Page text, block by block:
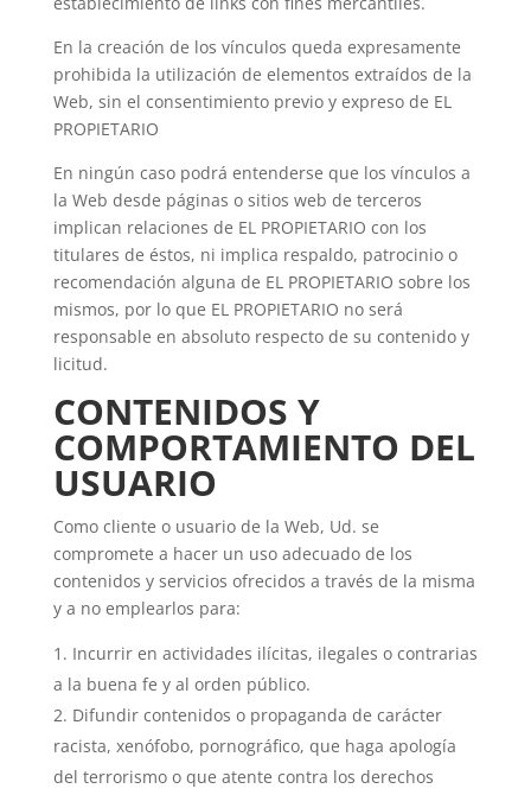
En la creación de los vínculos queda expresamente
prohibida la utilización de elementos extraídos de la
Web, sin el consentimiento previo y expreso de EL
PROPIETARIO
En ningún caso podrá entenderse que los vínculos a
la Web desde páginas o sitios web de terceros
implican relaciones de EL PROPIETARIO con los
titulares de éstos, ni implica respaldo, patrocinio o
recomendación alguna de EL PROPIETARIO sobre los
mismos, por lo que EL PROPIETARIO no será
responsable en absoluto respecto de su contenido y
licitud.
CONTENIDOS Y
COMPORTAMIENTO DEL
USUARIO
Como cliente o usuario de la Web, Ud. se
compromete a hacer un uso adecuado de los
contenidos y servicios ofrecidos a través de la misma
y a no emplearlos para:
Incurrir en actividades ilícitas, ilegales o contrarias
a la buena fe y al orden público.
Difundir contenidos o propaganda de carácter
racista, xenófobo, pornográfico, que haga apología
del terrorismo o que atente contra los derechos